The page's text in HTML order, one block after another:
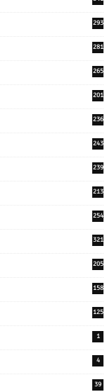
293
281
265
201
236
243
239
213
254
321
205
158
125
1
4
39